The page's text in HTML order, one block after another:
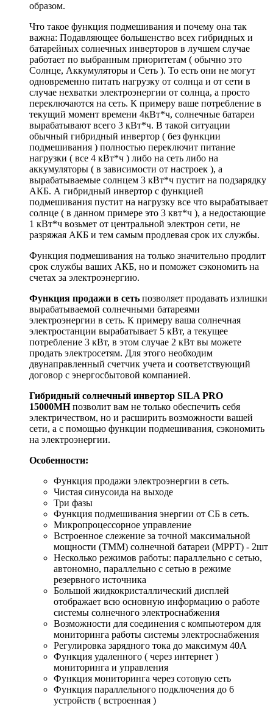
образом.
Что такое функция подмешивания и почему она так
важна: Подавляющее большенство всех гибридных и
батарейных солнечных инверторов в лучшем случае
работает по выбранным приоритетам ( обычно это
Солнце, Аккумуляторы и Сеть ). То есть они не могут
одновременно питать нагрузку от солнца и от сети в
случае нехватки электроэнергии от солнца, а просто
переключаются на сеть. К примеру ваше потребление в
текущий момент времени 4кВт*ч, солнечные батареи
вырабатывают всего 3 кВт*ч. В такой ситуации
обычный гибридный инвертор ( без функции
подмешивания ) полностью переключит питание
нагрузки ( все 4 кВт*ч ) либо на сеть либо на
аккумуляторы ( в зависимости от настроек ), а
вырабатываемые солнцем 3 кВт*ч пустит на подзарядку
АКБ. А гибридный инвертор с функцией
подмешивания пустит на нагрузку все что вырабатывает
солнце ( в данном примере это 3 квт*ч ), а недостающие
1 кВт*ч возьмет от центральной электрон сети, не
разряжая АКБ и тем самым продлевая срок их службы.
Функция подмешивания на только значительно продлит
срок службы ваших АКБ, но и поможет сэкономить на
счетах за электроэнергию.
Функция продажи в сеть позволяет продавать излишки
вырабатываемой солнечными батареями
электроэнергии в сеть. К примеру ваша солнечная
электростанции вырабатывает 5 кВт, а текущее
потребление 3 кВт, в этом случае 2 кВт вы можете
продать электросетям. Для этого необходим
двунаправленный счетчик учета и соответствующий
договор с энергосбытовой компанией.
Гибридный солнечный инвертор SILA PRO
15000MH позволит вам не только обеспечить себя
электричеством, но и расширить возможности вашей
сети, а с помощью функции подмешивания, сэкономить
на электроэнергии.
Особенности:
Функция продажи электроэнергии в сеть.
Чистая синусоида на выходе
Три фазы
Функция подмешивания энергии от СБ в сеть.
Микропроцессорное управление
Встроенное слежение за точной максимальной
мощности (ТММ) солнечной батареи (MPPT) - 2шт
Несколько режимов работы: параллельно с сетью,
автономно, параллельно с сетью в режиме
резервного источника
Большой жидкокристаллический дисплей
отображает всю основную информацию о работе
системы солнечного электроснабжения
Возможности для соединения с компьютером для
мониторинга работы системы электроснабжения
Регулировка зарядного тока до максимум 40А
Функция удаленного ( через интернет )
мониторинга и управления
Функция мониторинга через сотовую сеть
Функция параллельного подключения до 6
устройств ( встроенная )